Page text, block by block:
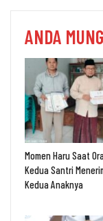
ANDA
Momen Haru Saat
Kedua Santri
Kedua Anaknya